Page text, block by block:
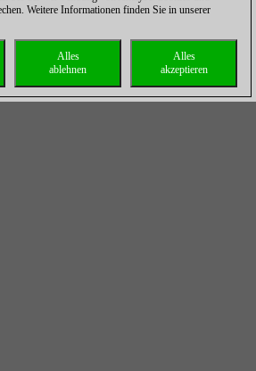
Weitere Informationen finden Sie in unserer
Alles
akzeptieren
Alles
ablehnen